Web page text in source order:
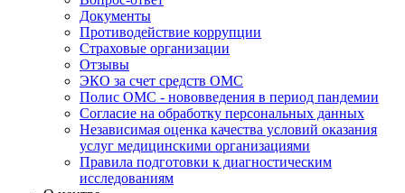
Документы
Противодействие коррупции
Страховые организации
Отзывы
ЭКО за счет средств ОМС
Полис ОМС - нововведения в период пандемии
Согласие на обработку персональных данных
Независимая оценка качества условий оказания
услуг медицинскими организациями
Правила подготовки к диагностическим
исследованиям